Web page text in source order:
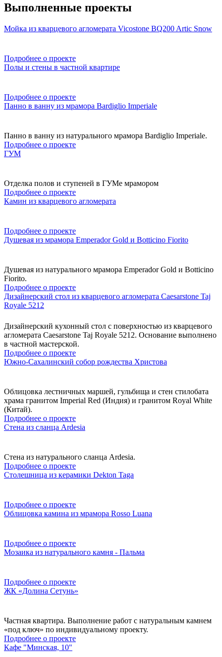
Выполненные проекты
Мойка из кварцевого агломерата Vicostone BQ200 Artic Snow
Подробнее о проекте
Полы и стены в частной квартире
Подробнее о проекте
Панно в ванну из мрамора Bardiglio Imperiale
Панно в ванну из натурального мрамора Bardiglio Imperiale.
Подробнее о проекте
ГУМ
Отделка полов и ступеней в ГУМе мрамором
Подробнее о проекте
Камин из кварцевого агломерата
Подробнее о проекте
Душевая из мрамора Emperador Gold и Botticino Fiorito
Душевая из натурального мрамора Emperador Gold и Botticino
Fiorito.
Подробнее о проекте
Дизайнерский стол из кварцевого агломерата Caesarstone Taj
Royale 5212
Дизайнерский кухонный стол с поверхностью из кварцевого
агломерата Caesarstone Taj Royale 5212. Основание выполнено
в частной мастерской.
Подробнее о проекте
Южно-Сахалинский собор рождества Христова
Облицовка лестничных маршей, гульбища и стен стилобата
храма гранитом Imperial Red (Индия) и гранитом Royal White
(Китай).
Подробнее о проекте
Стена из сланца Ardesia
Стена из натурального сланца Ardesia.
Подробнее о проекте
Столешница из керамики Dekton Taga
Подробнее о проекте
Облицовка камина из мрамора Rosso Luana
Подробнее о проекте
Мозаика из натурального камня - Пальма
Подробнее о проекте
ЖК «Долина Сетунь»
Частная квартира. Выполнение работ с натуральным камнем
«под ключ» по индивидуальному проекту.
Подробнее о проекте
Кафе "Минская, 10"